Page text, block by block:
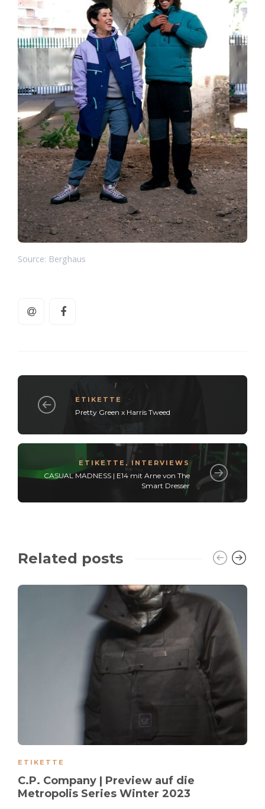
Source: Berghaus
ETIKETTE
Pretty Green x Harris Tweed
ETIKETTE , INTERVIEWS
CASUAL MADNESS | E14 mit Arne von The
Smart Dresser
Related posts
ETIKETTE
C.P. Company | Preview auf die
Metropolis Series Winter 2023